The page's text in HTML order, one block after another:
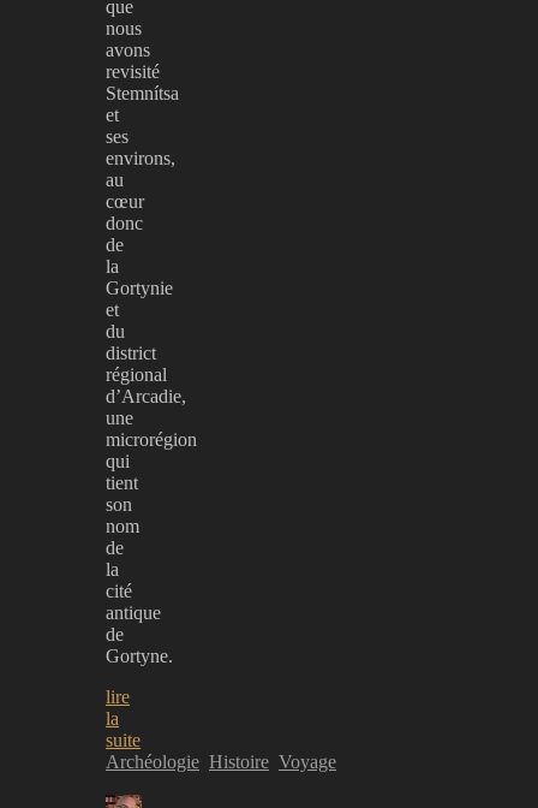
que
nous
avons
revisité
Stemnítsa
et
ses
environs,
au
cœur
donc
de
la
Gortynie
et
du
district
régional
d’Arcadie,
une
microrégion
qui
tient
son
nom
de
la
cité
antique
de
Gortyne.
lire
la
suite
Archéologie Histoire Voyage